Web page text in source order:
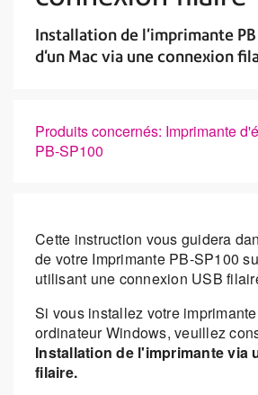
Installation de l'imprimante PB
d'un Mac via une connexion
Produits concernés: Imprimante
PB-SP100
Cette instruction vous guidera
de votre Imprimante PB-SP100
utilisant une connexion USB
Si vous installez votre
ordinateur Windows, veuillez
Installation de l'imprimante via
filaire.